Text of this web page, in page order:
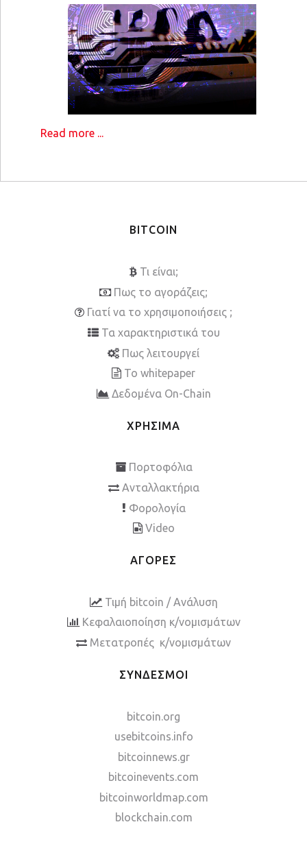
Read more ...
BITCOIN
Τι είναι;
Πως το αγοράζεις;
Γιατί να το χρησιμοποιήσεις ;
Τα χαρακτηριστικά του
Πως λειτουργεί
To whitepaper
Δεδομένα On-Chain
ΧΡΗΣΙΜΑ
Πορτοφόλια
Ανταλλακτήρια
Φορολογία
Video
ΑΓΟΡΕΣ
Τιμή bitcoin / Ανάλυση
Κεφαλαιοποίηση κ/νομισμάτων
Μετατροπές κ/νομισμάτων
ΣΥΝΔΕΣΜΟΙ
bitcoin.org
usebitcoins.info
bitcoinnews.gr
bitcoinevents.com
bitcoinworldmap.com
blockchain.com